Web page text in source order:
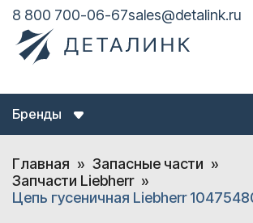
8 800 700-06-67sales@detalink.ru
Бренды
Главная
Запасные части
Запчасти Liebherr
Цепь гусеничная Liebherr